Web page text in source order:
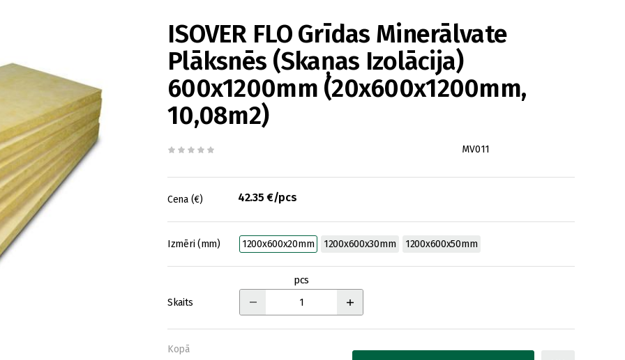
ISOVER FLO Grīdas Minerālvate
Plāksnēs (Skaņas Izolācija)
600x1200mm (20x600x1200mm,
10,08m2)
MV011
Cena (€) 42.35 €/pcs
Izmēri (mm) 1200x600x20mm 1200x600x30mm 1200x600x50mm
Skaits
pcs
Kopā